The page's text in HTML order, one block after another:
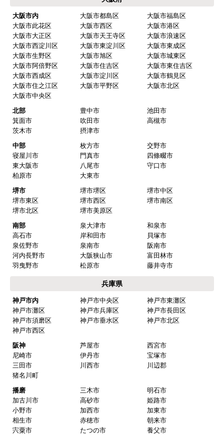
大阪市内 大阪市都島区
大阪市福島区
大阪市此花区
大阪市西区
大阪市港区
大阪市大正区
大阪市天王寺区
大阪市浪速区
大阪市西淀川区
大阪市東淀川区
大阪市東成区
大阪市生野区
大阪市旭区
大阪市城東区
大阪市阿倍野区
大阪市住吉区
大阪市東住吉区
大阪市西成区
大阪市淀川区
大阪市鶴見区
大阪市住之江区
大阪市平野区
大阪市北区
大阪市中央区
北部
豊中市
池田市
箕面市
吹田市
高槻市
茨木市
摂津市
中部
枚方市
交野市
寝屋川市
門真市
四條畷市
東大阪市
八尾市
守口市
柏原市
大東市
堺市
堺市堺区
堺市中区
堺市東区
堺市西区
堺市南区
堺市北区
堺市美原区
南部
泉大津市
和泉市
高石市
岸和田市
貝塚市
泉佐野市
泉南市
阪南市
河内長野市
大阪狭山市
富田林市
羽曳野市
松原市 藤井寺市
兵庫県
神戸市内 神戸市中央区
神戸市東灘区
神戸市灘区
神戸市兵庫区
神戸市長田区
神戸市須磨区
神戸市垂水区
神戸市北区
神戸市西区
阪神
芦屋市
西宮市
尼崎市
伊丹市
宝塚市
三田市
川西市
川辺郡
猪名川町
播磨
三木市
明石市
加古川市
高砂市
姫路市
小野市
加西市
加東市
相生市
赤穂市
朝来市
宍粟市
たつの市
養父市